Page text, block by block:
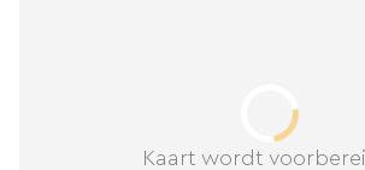
Kaart wordt